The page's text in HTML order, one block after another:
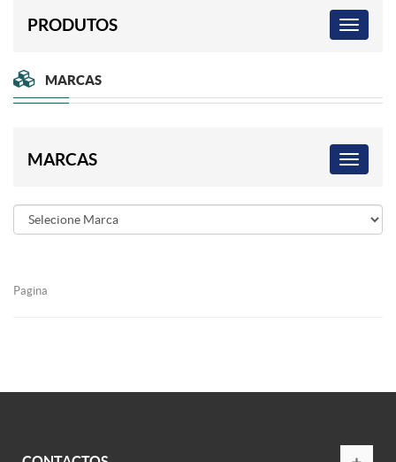
PRODUTOS
MARCAS
MARCAS
Pagina